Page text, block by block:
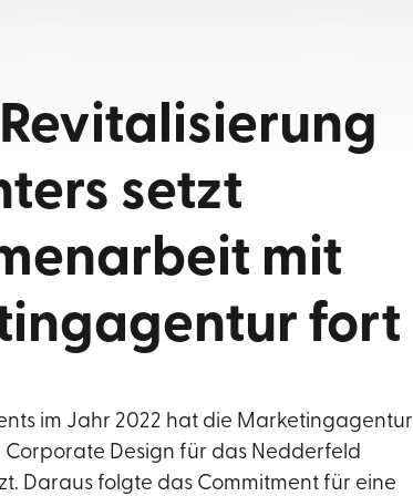
setzt
mit
fort
im Jahr 2022 hat die Marketingagentur
Corporate Design für das Nedderfeld
Daraus folgte das Commitment für eine